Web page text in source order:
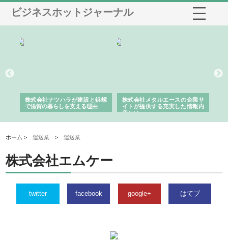
ビジネスホットジャーナル
株式会社ナツハラが建設と鋲螺
で滋賀の暮らしを支える理由
株式会社メタルエースの企業サ
イトが提供する充実した情報内
容とは
ホーム >運送業 >運送業
株式会社エムケー
twitter facebook google+ はてブ